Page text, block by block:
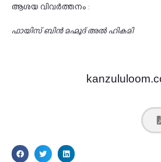
ആശയ വിവർത്തനം :
ഫായിസ് ബിൻ മഹ്മൂദ് അൽ ഹികമി